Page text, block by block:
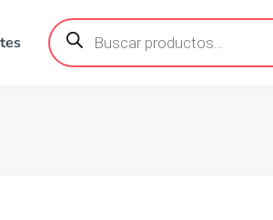
Búsqueda
de
productos